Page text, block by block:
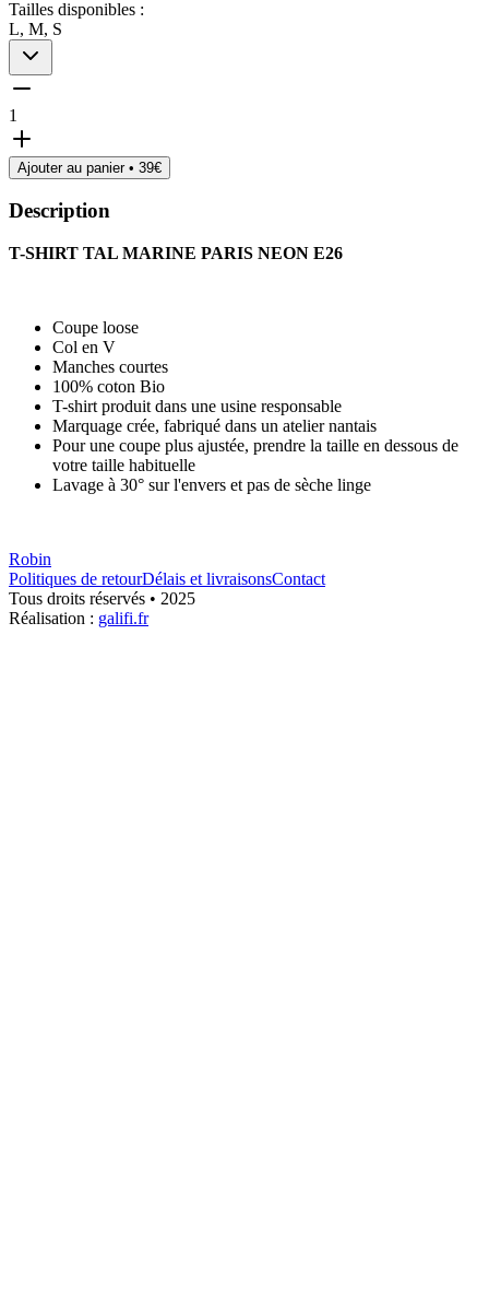
Tailles disponibles :
L, M, S
1
Ajouter au panier • 39€
Description
T-SHIRT TAL MARINE PARIS NEON E26
Coupe loose
Col en V
Manches courtes
100% coton Bio
T-shirt produit dans une usine responsable
Marquage crée, fabriqué dans un atelier nantais
Pour une coupe plus ajustée, prendre la taille en dessous de
votre taille habituelle
Lavage à 30° sur l'envers et pas de sèche linge
Robin
Politiques de retourDélais et livraisonsContact
Tous droits réservés • 2025
Réalisation : galifi.fr